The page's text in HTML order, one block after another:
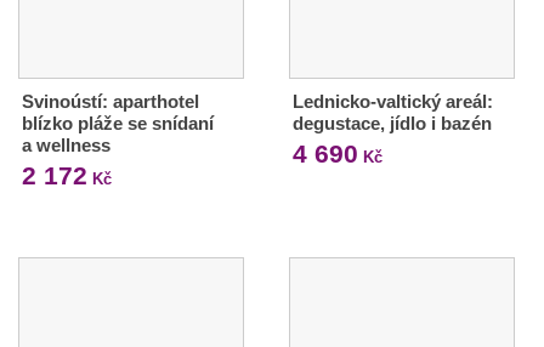
Svinoústí: aparthotel
blízko pláže se snídaní
a wellness
2 172 Kč
Lednicko-valtický areál:
degustace, jídlo i bazén
4 690 Kč